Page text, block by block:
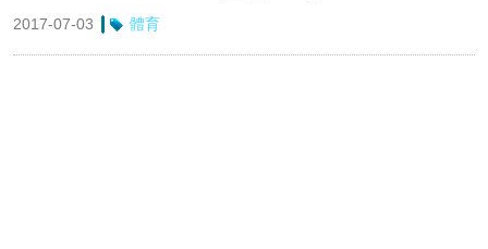
2017-07-03 體育